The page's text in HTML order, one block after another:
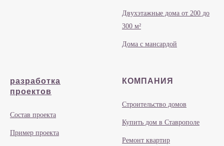
Двухэтажные дома от 200 до
300 м²
Дома с мансардой
разработка
проектов
Состав проекта
Пример проекта
КОМПАНИЯ
Строительство домов
Купить дом в Ставрополе
Ремонт квартир